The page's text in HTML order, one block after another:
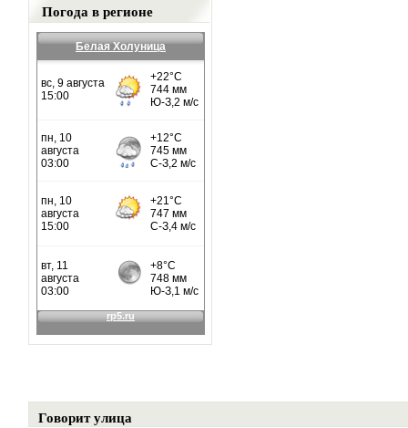
Погода в регионе
Белая Холуница
Говорит улица